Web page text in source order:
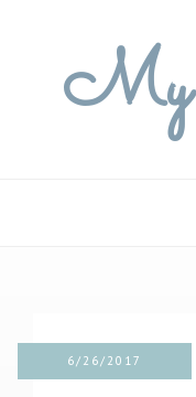
My
6/26/2017